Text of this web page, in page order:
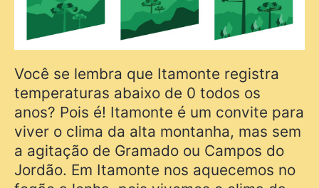
Você se lembra que Itamonte registra
temperaturas abaixo de 0 todos os
anos? Pois é! Itamonte é um convite para
viver o clima da alta montanha, mas sem
a agitação de Gramado ou Campos do
Jordão. Em Itamonte nos aquecemos no